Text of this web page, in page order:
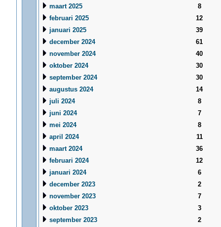
maart 2025
8
februari 2025
12
januari 2025
39
december 2024
61
november 2024
40
oktober 2024
30
september 2024
30
augustus 2024
14
juli 2024
8
juni 2024
7
mei 2024
8
april 2024
11
maart 2024
36
februari 2024
12
januari 2024
6
december 2023
2
november 2023
7
oktober 2023
3
september 2023
2